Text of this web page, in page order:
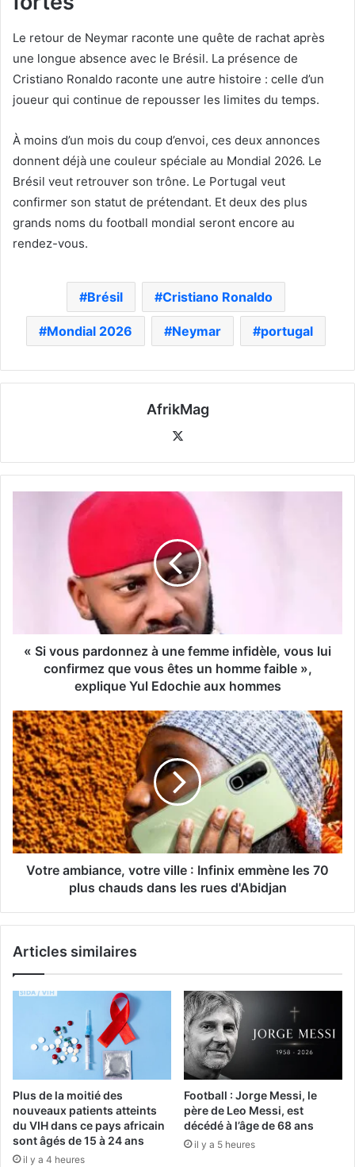
Le retour de Neymar raconte une quête de rachat après
une longue absence avec le Brésil. La présence de
Cristiano Ronaldo raconte une autre histoire : celle d’un
joueur qui continue de repousser les limites du temps.
À moins d’un mois du coup d’envoi, ces deux annonces
donnent déjà une couleur spéciale au Mondial 2026. Le
Brésil veut retrouver son trône. Le Portugal veut
confirmer son statut de prétendant. Et deux des plus
grands noms du football mondial seront encore au
rendez-vous.
Brésil Cristiano Ronaldo
Mondial 2026 Neymar portugal
AfrikMag
« Si vous pardonnez à une femme infidèle, vous lui
confirmez que vous êtes un homme faible »,
explique Yul Edochie aux hommes
Votre ambiance, votre ville : Infinix emmène les 70
plus chauds dans les rues d'Abidjan
Articles similaires
Plus de la moitié des
nouveaux patients atteints
du VIH dans ce pays africain
sont âgés de 15 à 24 ans
il y a 4 heures
Football : Jorge Messi, le
père de Leo Messi, est
décédé à l’âge de 68 ans
il y a 5 heures